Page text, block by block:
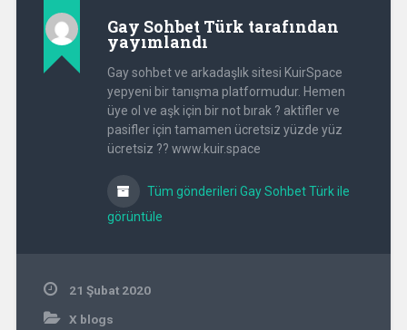
Gay Sohbet Türk tarafından
yayımlandı
Gay sohbet ve arkadaşlık sitesi KuirSpace
yepyeni bir tanışma platformudur. Hemen
üye ol ve aşk için bir not bırak ? aktifler ve
pasifler için tamamen ücretsiz yüzde yüz
ücretsiz ?? www.kuir.space
Tüm gönderileri Gay Sohbet Türk ile
görüntüle
21 Şubat 2020
X blogs